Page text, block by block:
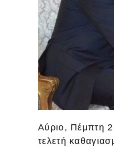
Αύριο, Πέμπτη
τελετή